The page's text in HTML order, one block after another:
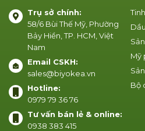
Mỹ
Bộ
Trụ sở chính:
58/6 Bùi Thế Mỹ, Phường
Bảy Hiền, TP. HCM, Việt
Nam
Email CSKH:
sales@biyokea.vn
Hotline:
0979 79 36 76
Tư vấn bán lẻ & online:
0938 383 415